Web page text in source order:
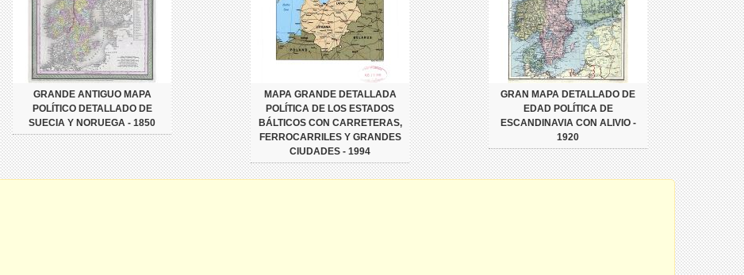
GRANDE ANTIGUO MAPA
POLÍTICO DETALLADO DE
SUECIA Y NORUEGA - 1850
MAPA GRANDE DETALLADA
POLÍTICA DE LOS ESTADOS
BÁLTICOS CON CARRETERAS,
FERROCARRILES Y GRANDES
CIUDADES - 1994
GRAN MAPA DETALLADO DE
EDAD POLÍTICA DE
ESCANDINAVIA CON ALIVIO -
1920